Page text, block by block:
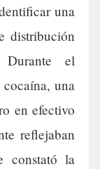
una
distribución
Durante el
cocaína, una
en efectivo
reflejaban
constató la